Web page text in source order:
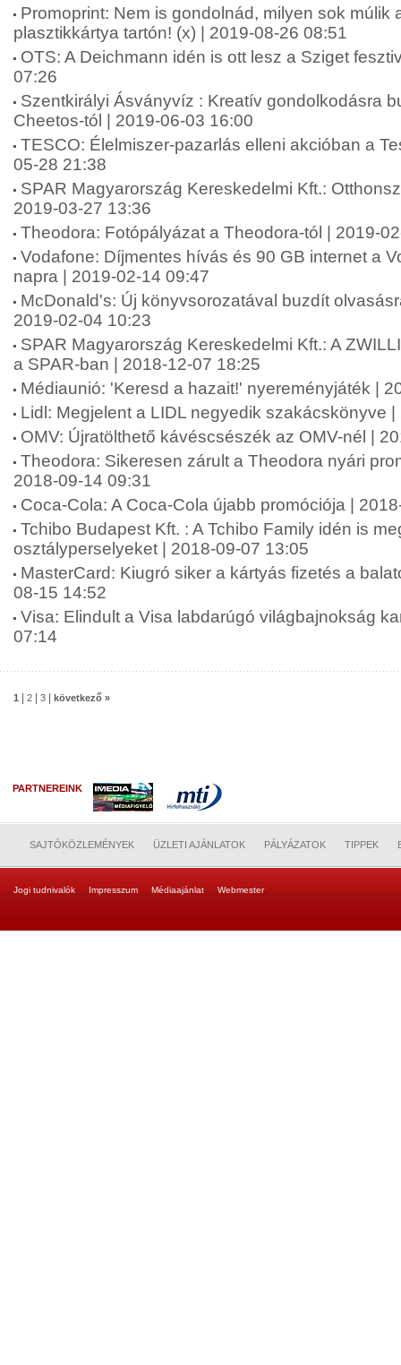
Promoprint: Nem is gondolnád, milyen sok múlik
plasztikkártya tartón! (x) | 2019-08-26 08:51
OTS: A Deichmann idén is ott lesz a Sziget
07:26
Szentkirályi Ásványvíz : Kreatív gondolkodásra
Cheetos-tól | 2019-06-03 16:00
TESCO: Élelmiszer-pazarlás elleni akcióban a
05-28 21:38
SPAR Magyarország Kereskedelmi Kft.:
2019-03-27 13:36
Theodora: Fotópályázat a Theodora-tól | 2019-
Vodafone: Díjmentes hívás és 90 GB internet a
napra | 2019-02-14 09:47
McDonald's: Új könyvsorozatával buzdít
2019-02-04 10:23
SPAR Magyarország Kereskedelmi Kft.: A
a SPAR-ban | 2018-12-07 18:25
Médiaunió: 'Keresd a hazait!' nyereményjáték |
Lidl: Megjelent a LIDL negyedik szakácskönyve
OMV: Újratölthető kávéscsészék az OMV-nél |
Theodora: Sikeresen zárult a Theodora nyári
2018-09-14 09:31
Coca-Cola: A Coca-Cola újabb promóciója |
Tchibo Budapest Kft. : A Tchibo Family idén is
osztályperselyeket | 2018-09-07 13:05
MasterCard: Kiugró siker a kártyás fizetés a
08-15 14:52
Visa: Elindult a Visa labdarúgó világbajnokság
07:14
1 2 3 következő »
PARTNEREINK
SAJTÓKÖZLEMÉNYEK ÜZLETI AJÁNLATOK PÁLYÁZATOK TIPPEK
Jogi tudnivalók Impresszum Médiaajánlat Webmester